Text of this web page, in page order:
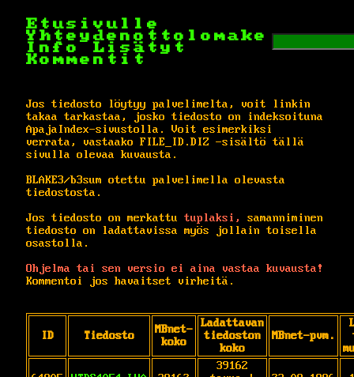
Etusivulle
Yhteydenottolomake
Info
Lisätyt
Kommentit
Jos tiedosto löytyy palvelimelta, voit linkin
takaa tarkastaa, josko tiedosto on indeksoituna
ApajaIndex-sivustolla. Voit esimerkiksi
verrata, vastaako FILE_ID.DIZ -sisältö tällä
sivulla olevaa kuvausta.
BLAKE3/b3sum otettu palvelimella olevasta
tiedostosta.
Jos tiedosto on merkattu tuplaksi,
samanniminen
tiedosto on ladattavissa myös jollain toisella
osastolla.
Ohjelma tai sen versio ei aina vastaa kuvausta!
Kommentoi jos havaitset virheitä.
ID Tiedosto
MBnet-
koko
Ladattavan
tiedoston
koko
MBnet-pvm.
39162